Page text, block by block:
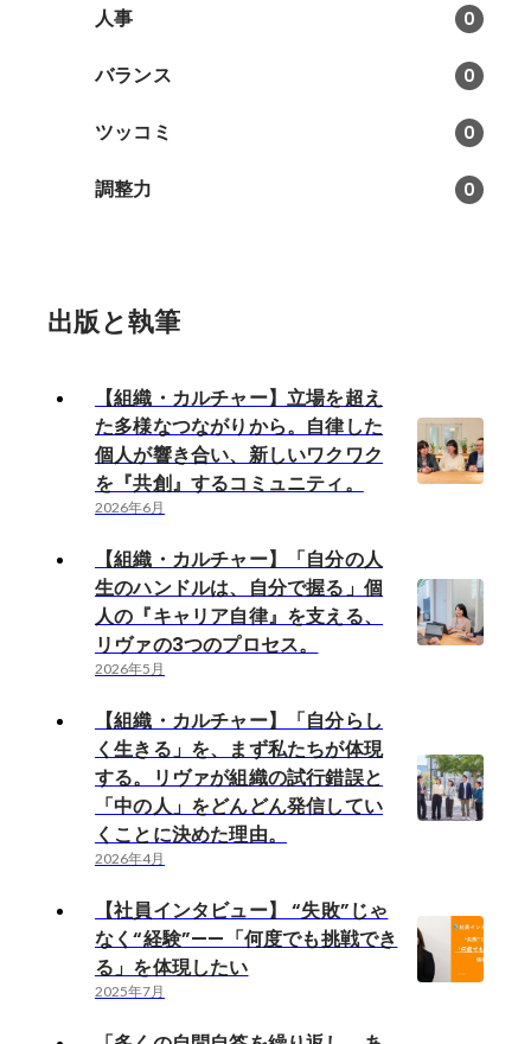
人事 0
バランス 0
ツッコミ 0
調整力 0
出版と執筆
【組織・カルチャー】立場を超え
た多様なつながりから。自律した
個人が響き合い、新しいワクワク
を『共創』するコミュニティ。
2026年6月
【組織・カルチャー】「自分の人
生のハンドルは、自分で握る」個
人の『キャリア自律』を支える、
リヴァの3つのプロセス。
2026年5月
【組織・カルチャー】「自分らし
く生きる」を、まず私たちが体現
する。リヴァが組織の試行錯誤と
「中の人」をどんどん発信してい
くことに決めた理由。
2026年4月
【社員インタビュー】 “失敗”じゃ
なく“経験”——「何度でも挑戦でき
る」を体現したい
2025年7月